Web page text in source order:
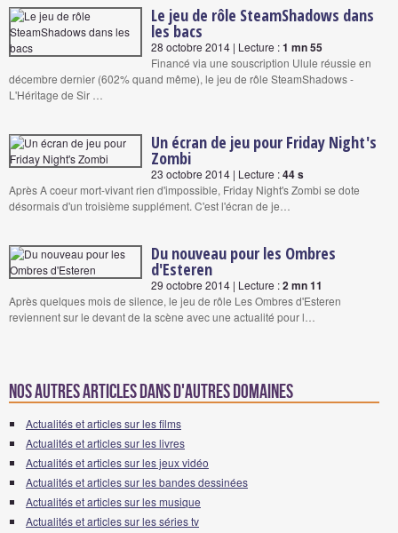
Le jeu de rôle SteamShadows dans
les bacs
28 octobre 2014 | Lecture :1 mn 55
Financé via une souscription Ulule réussie en
décembre dernier (602% quand même), le jeu de rôle SteamShadows -
L'Héritage de Sir …
Un écran de jeu pour Friday Night's
Zombi
23 octobre 2014 | Lecture :44 s
Après A coeur mort-vivant rien d'impossible, Friday Night's Zombi se dote
désormais d'un troisième supplément. C'est l'écran de je…
Du nouveau pour les Ombres
d'Esteren
29 octobre 2014 | Lecture :2 mn 11
Après quelques mois de silence, le jeu de rôle Les Ombres d'Esteren
reviennent sur le devant de la scène avec une actualité pour l…
Nos autres articles dans d'autres domaines
Actualités et articles sur les films
Actualités et articles sur les livres
Actualités et articles sur les jeux vidéo
Actualités et articles sur les bandes dessinées
Actualités et articles sur les musique
Actualités et articles sur les séries tv